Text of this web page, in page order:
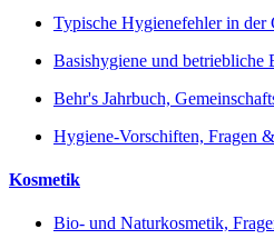
Typische Hygienefehler in der
Basishygiene und betriebliche
Behr's Jahrbuch,
Hygiene-Vorschiften, Fragen
Kosmetik
Bio- und Naturkosmetik,